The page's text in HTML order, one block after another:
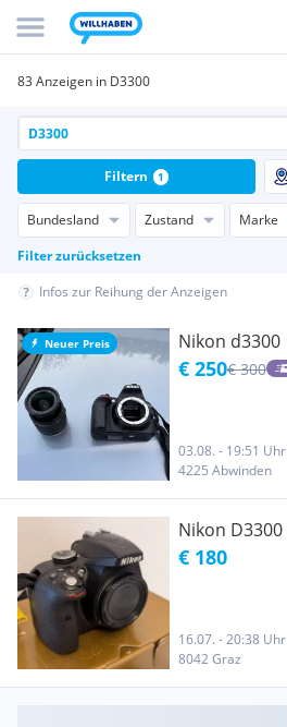
83 Anzeigen in D3300
Bundesland Zustand Marke
Filter zurücksetzen
Filtern 1
Infos zur Reihung der Anzeigen
Neuer Preis Nikon d3300
€ 250€ 300
03.08. - 19:51 Uhr
4225 Abwinden
Nikon D3300
€ 180
16.07. - 20:38 Uhr
8042 Graz